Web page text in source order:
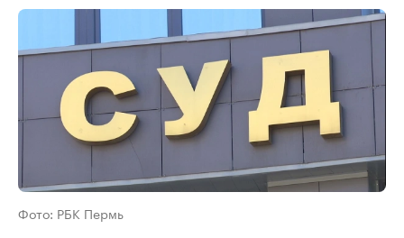
Фото: РБК Пермь